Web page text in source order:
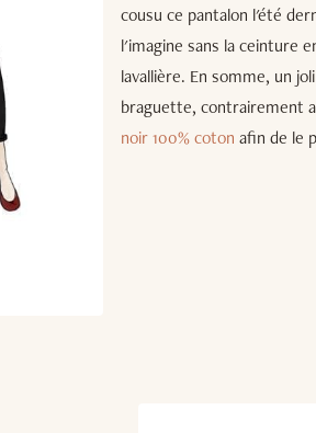
cousu ce pantalon l'été
l'imagine sans la ceinture
lavallière. En somme, un
braguette, contrairement
noir 100% coton afin de le